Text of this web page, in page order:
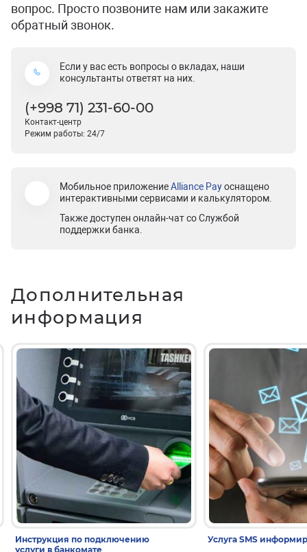
вопрос. Просто позвоните нам или закажите
обратный звонок.
Если у вас есть вопросы о вкладах, наши
консультанты ответят на них.
(+998 71) 231-60-00
Контакт-центр
Режим работы: 24/7
Мобильное приложениеAlliance Payоснащено
интерактивными сервисами и калькулятором.
Также доступен онлайн-чат со Службой
поддержки банка.
Дополнительная
информация
Инструкция по подключению
услуги в банкомате
Услуга SMS